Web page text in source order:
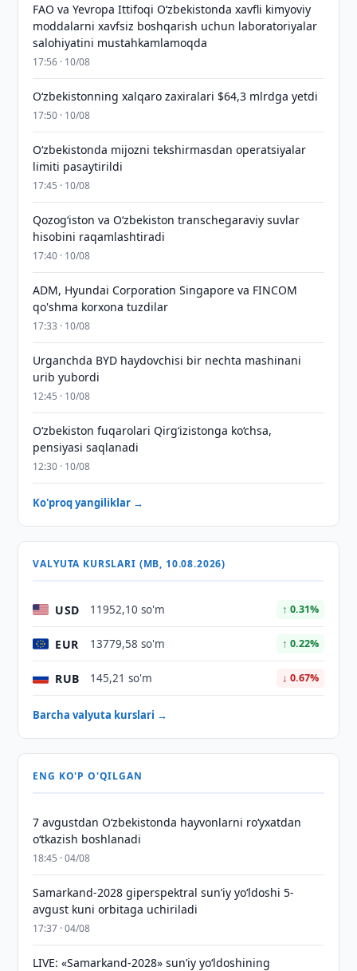
FAO va Yevropa Ittifoqi O‘zbekistonda xavfli kimyoviy
moddalarni xavfsiz boshqarish uchun laboratoriyalar
salohiyatini mustahkamlamoqda
17:56 · 10/08
O‘zbekistonning xalqaro zaxiralari $64,3 mlrdga yetdi
17:50 · 10/08
O‘zbekistonda mijozni tekshirmasdan operatsiyalar
limiti pasaytirildi
17:45 · 10/08
Qozog‘iston va O‘zbekiston transchegaraviy suvlar
hisobini raqamlashtiradi
17:40 · 10/08
ADM, Hyundai Corporation Singapore va FINCOM
qo'shma korxona tuzdilar
17:33 · 10/08
Urganchda BYD haydovchisi bir nechta mashinani
urib yubordi
12:45 · 10/08
O‘zbekiston fuqarolari Qirg‘izistonga ko‘chsa,
pensiyasi saqlanadi
12:30 · 10/08
Ko'proq yangiliklar →
VALYUTA KURSLARI (MB, 10.08.2026)
USD 11952,10 so'm ↑ 0.31%
EUR 13779,58 so'm ↑ 0.22%
RUB 145,21 so'm ↓ 0.67%
Barcha valyuta kurslari →
ENG KO'P O'QILGAN
7 avgustdan O‘zbekistonda hayvonlarni ro‘yxatdan
o‘tkazish boshlanadi
18:45 · 04/08
Samarkand-2028 giperspektral sun’iy yo‘ldoshi 5-
avgust kuni orbitaga uchiriladi
17:37 · 04/08
LIVE: «Samarkand-2028» sun’iy yo‘ldoshining